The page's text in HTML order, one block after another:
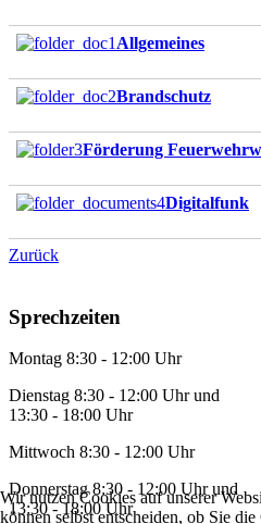
Allgemeines
Brandschutz
Förderung
Digitalfunk
Zurück
Sprechzeiten
Montag 8:30 - 12:00 Uhr
Dienstag 8:30 - 12:00 Uhr und
13:30 - 18:00 Uhr
Mittwoch 8:30 - 12:00 Uhr
Donnerstag 8:30 - 12:00 Uhr und
13:30 - 18:00 Uhr
Wir nutzen Cookies auf unserer
können selbst entscheiden, ob Sie